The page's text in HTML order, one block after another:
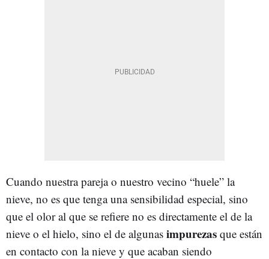
Cuando nuestra pareja o nuestro vecino “huele” la
nieve, no es que tenga una sensibilidad especial, sino
que el olor al que se refiere no es directamente el de la
nieve o el hielo, sino el de algunas impurezas que están
en contacto con la nieve y que acaban siendo